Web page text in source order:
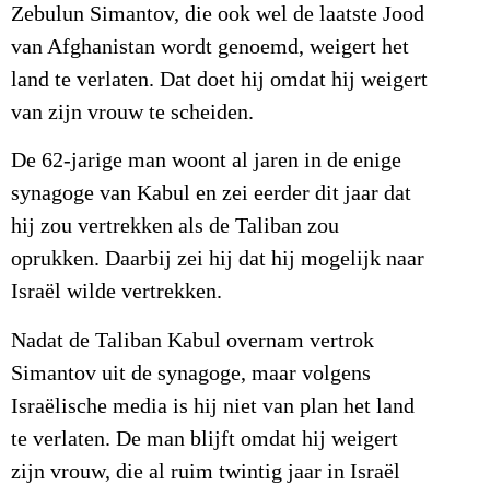
Zebulun Simantov, die ook wel de laatste Jood
van Afghanistan wordt genoemd, weigert het
land te verlaten. Dat doet hij omdat hij weigert
van zijn vrouw te scheiden.
De 62-jarige man woont al jaren in de enige
synagoge van Kabul en zei eerder dit jaar dat
hij zou vertrekken als de Taliban zou
oprukken. Daarbij zei hij dat hij mogelijk naar
Israël wilde vertrekken.
Nadat de Taliban Kabul overnam vertrok
Simantov uit de synagoge, maar volgens
Israëlische media is hij niet van plan het land
te verlaten. De man blijft omdat hij weigert
zijn vrouw, die al ruim twintig jaar in Israël